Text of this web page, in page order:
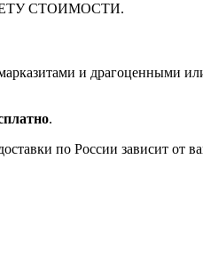
СТОИМОСТИ.
и драгоценными
.
по России зависит от